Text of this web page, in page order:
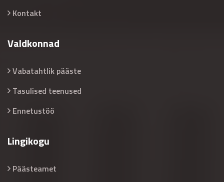
Kontakt
Valdkonnad
Vabatahtlik pääste
Tasulised teenused
Ennetustöö
Lingikogu
Päästeamet